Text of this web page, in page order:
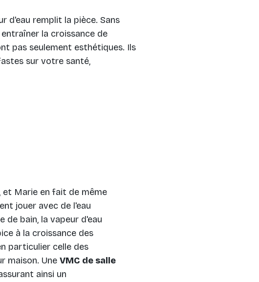
d'eau remplit la pièce. Sans
la croissance de
pas seulement esthétiques. Ils
sur votre santé,
et Marie en fait de même
jouer avec de l'eau
de bain, la vapeur d'eau
à la croissance des
particulier celle des
maison. Une VMC de salle
ainsi un